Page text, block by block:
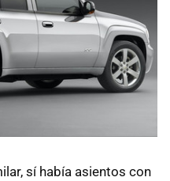
sí había asientos con